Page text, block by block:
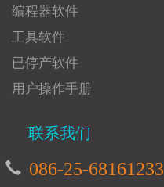
编程器软件
工具软件
已停产软件
用户操作手册
联系我们
086-25-68161233